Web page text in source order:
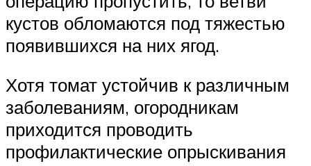
кустов обломаются под тяжестью
появившихся на них ягод.
Хотя томат устойчив к различным
заболеваниям, огородникам
приходится проводить
профилактические опрыскивания